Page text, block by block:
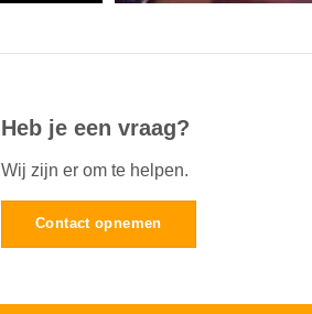
Heb je een vraag?
Wij zijn er om te helpen.
Contact opnemen